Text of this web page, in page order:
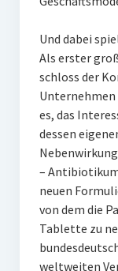
Und dabei
Als erster
schloss der
Unternehmen
es, das
dessen
–
neuen
von dem die
Tablette zu
weltweiten